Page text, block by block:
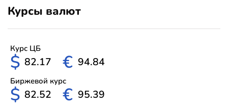
Курсы валют
Курс ЦБ
$ 82.17 € 94.84
Биржевой курс
$ 82.52 € 95.39